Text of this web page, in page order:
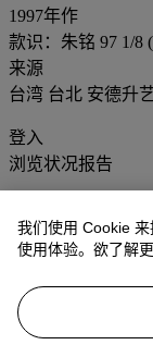
1997年作
款识：朱铭 97 1/8
来源
台湾 台北 安德升
登入
浏览状况报告
更多来自亚
查看全部
我们使用 Cookie
使用体验。欲了解